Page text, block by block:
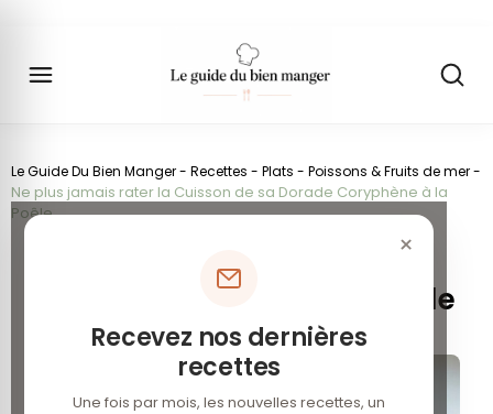
Le Guide Du Bien Manger- Recettes - Plats - Poissons & Fruits de mer-
Ne plus jamais rater la Cuisson de sa Dorade Coryphène à la
Poêle
×
Recevez nos dernières
recettes
Une fois par mois, les nouvelles recettes, un
Cuisson de la Dorade
Coryphène à la Poêle : Facile
et Rapide